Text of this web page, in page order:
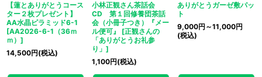
【蓮とありがとうコース
ター２枚プレゼント】
AA水晶ピラミッド6-1
[AA2026-6-1（36ｍ
ｍ） ]
14,500円(税込)
小林正観さん茶話会
CD 第１回修養団茶話
会（小冊子つき）『メー
ル便可』
[正観さんの
「ありがとうお礼参
り」 ]
1,100円(税込)
ありがとうガーゼ敷パッ
ト
9,000円 ～11,000円
(税込)